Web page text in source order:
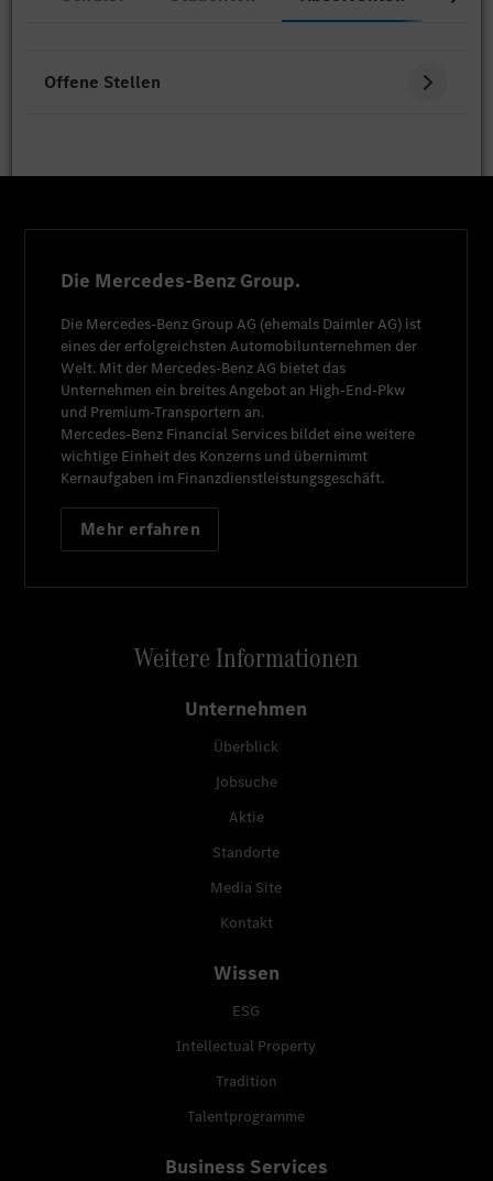
Offene Stellen
Die Mercedes-Benz Group.
Die Mercedes-Benz Group AG (ehemals Daimler AG) ist
eines der erfolgreichsten Automobilunternehmen der
Welt. Mit der Mercedes-Benz AG bietet das
Unternehmen ein breites Angebot an High-End-Pkw
und Premium-Transportern an.
Mercedes-Benz Financial Services bildet eine weitere
wichtige Einheit des Konzerns und übernimmt
Kernaufgaben im Finanzdienstleistungsgeschäft.
Mehr erfahren
Weitere Informationen
Unternehmen
Überblick
Jobsuche
Aktie
Standorte
Media Site
Kontakt
Wissen
ESG
Intellectual Property
Tradition
Talentprogramme
Business Services